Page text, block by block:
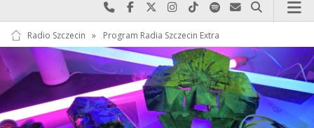
Najlepiej po prostu do nas zadzwoń
Odwiedź nas na Facebook-u
Odwiedź nas na X
Odwiedź nas na Instagram-ie
Odwiedź nas na TikTok-u
Szukaj nas na Spotify
Wyślij do nas
Szukaj
Radio Szczecin » Program Radia Szczecin Extra